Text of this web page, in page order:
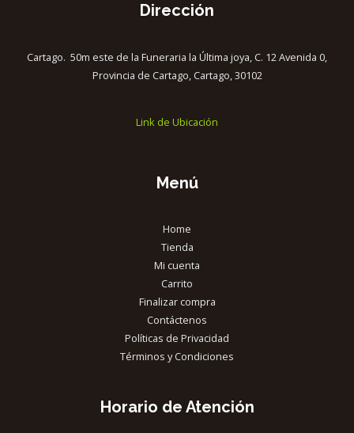
Dirección
Cartago. 50m este de la Funeraria la Última joya, C. 12 Avenida 0,
Provincia de Cartago, Cartago, 30102
Link de Ubicación
Menú
Home
Tienda
Mi cuenta
Carrito
Finalizar compra
Contáctenos
Políticas de Privacidad
Términos y Condiciones
Horario de Atención